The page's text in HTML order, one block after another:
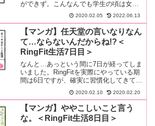
ができず。こんなんでも学生の頃は女子
プロ野球選手を目指して、男性の中で女
子一…続きを読む
2020.02.05 2022.06.13
【マンガ】任天堂の言いなりなん
て…ならないんだからね!?＜
RingFit生活7日目＞
なんと…あっという間に7日が経ってしま
いました。RingFitを実際にやっている期
間は6日ですが、確実に習慣化してきてい
ますね。ゲーム性が高いことと、…続き
2020.02.10 2020.02.20
【マンガ】ややこしいこと言う
な。＜RingFit生活8日目＞